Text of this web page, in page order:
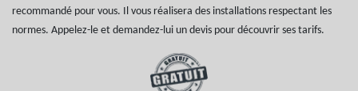
recommandé pour vous. Il vous réalisera des installations respectant les
normes. Appelez-le et demandez-lui un devis pour découvrir ses tarifs.